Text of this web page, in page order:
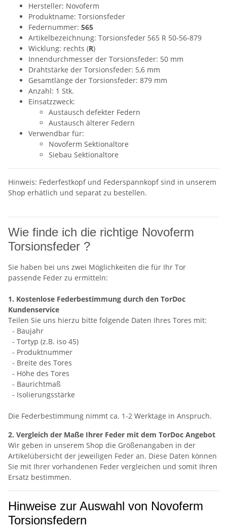
Hersteller: Novoferm
Produktname: Torsionsfeder
Federnummer: 565
Artikelbezeichnung: Torsionsfeder 565 R 50-56-879
Wicklung: rechts (R)
Innendurchmesser der Torsionsfeder: 50 mm
Drahtstärke der Torsionsfeder: 5,6 mm
Gesamtlänge der Torsionsfeder: 879 mm
Anzahl: 1 Stk.
Einsatzzweck:
Austausch defekter Federn
Austausch älterer Federn
Verwendbar für:
Novoferm Sektionaltore
Siebau Sektionaltore
Hinweis: Federfestkopf und Federspannkopf sind in unserem
Shop erhätlich und separat zu bestellen.
Wie finde ich die richtige Novoferm
Torsionsfeder ?
Sie haben bei uns zwei Möglichkeiten die für Ihr Tor
passende Feder zu ermitteln:
1. Kostenlose Federbestimmung durch den TorDoc
Kundenservice
Teilen Sie uns hierzu bitte folgende Daten Ihres Tores mit:
- Baujahr
- Tortyp (z.B. iso 45)
- Produktnummer
- Breite des Tores
- Höhe des Tores
- Baurichtmaß
- Isolierungsstärke
Die Federbestimmung nimmt ca. 1-2 Werktage in Anspruch.
2. Vergleich der Maße Ihrer Feder mit dem TorDoc Angebot
Wir geben in unserem Shop die Größenangaben in der
Artikelübersicht der jeweiligen Feder an. Diese Daten können
Sie mit Ihrer vorhandenen Feder vergleichen und somit Ihren
Ersatz bestimmen.
Hinweise zur Auswahl von Novoferm
Torsionsfedern